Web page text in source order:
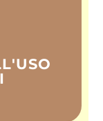
un